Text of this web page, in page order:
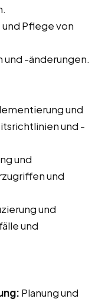
Pflege von
-änderungen.
und
und -
und
und
und
und
Planung und